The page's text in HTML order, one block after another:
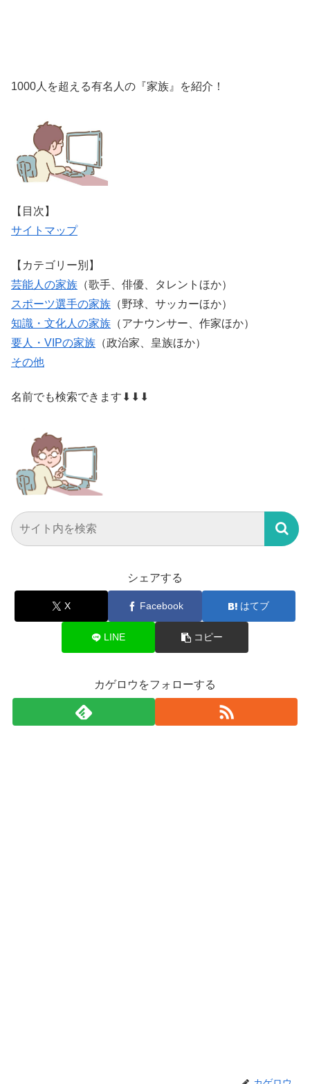
1000人を超える有名人の『家族』を紹介！
【目次】
サイトマップ
【カテゴリー別】
芸能人の家族 （歌手、俳優、タレントほか）
スポーツ選手の家族 （野球、サッカーほか）
知識・文化人の家族 （アナウンサー、作家ほか）
要人・VIPの家族 （政治家、皇族ほか）
その他
名前でも検索できます⬇⬇⬇
シェアする
X Facebook はてブ
LINE コピー
カゲロウをフォローする